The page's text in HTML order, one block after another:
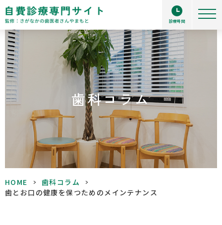
診療時間
歯科コラム
HOME > 歯科コラム
>
歯とお口の健康を保つためのメインテナンス